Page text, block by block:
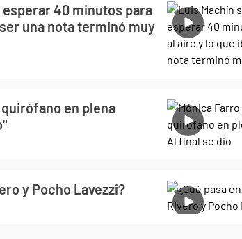
40 minutos para
una nota terminó muy
en plena
y Pocho Lavezzi?